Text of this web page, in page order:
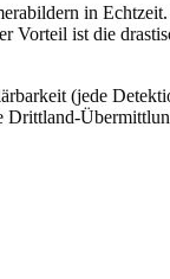
in
Vorteil ist die
(jede
Drittland-